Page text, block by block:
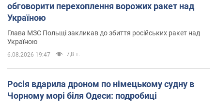
обговорити перехоплення ворожих ракет над
Україною
Глава МЗС Польщі закликав до збиття російських ракет над
Україною
6.08.2026 19:47 7,8 т.
Росія вдарила дроном по німецькому судну в
Чорному морі біля Одеси: подробиці